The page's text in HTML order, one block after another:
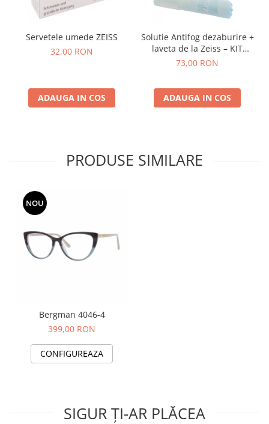
Servetele umede ZEISS
32,00 RON
ADAUGA IN COS
Solutie Antifog dezaburire +
laveta de la Zeiss – KIT
COMPLET
73,00 RON
ADAUGA IN COS
PRODUSE SIMILARE
NOU
Bergman 4046-4
399,00 RON
CONFIGUREAZA
SIGUR ȚI-AR PLĂCEA